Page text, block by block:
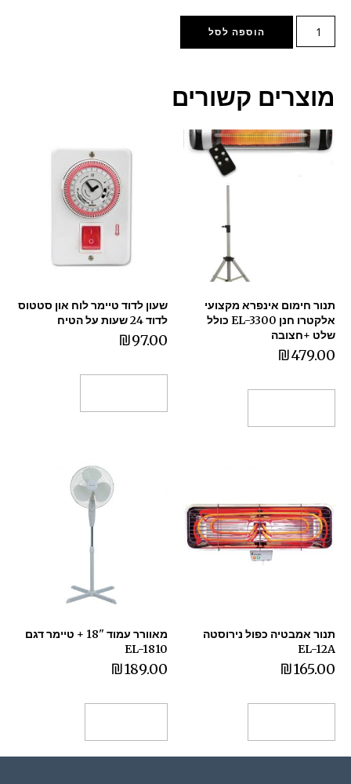
הוספה לסל
מוצרים קשורים
תנור חימום אינפרא מקצועי
אלקטרו חנן EL-3300 כולל
שלט +חצובה
₪479.00
שעון לדוד טיימר לוח און סטטוס
לדוד 24 שעות על הטיח
₪97.00
תנור אמבטיה כפול נירוסטה
EL-12A
₪165.00
מאוורר עמוד "18 + טיימר דגם
EL-1810
₪189.00